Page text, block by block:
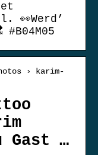
👀Werd’
› karim-
Gast …